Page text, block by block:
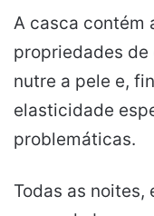
A casca contém
propriedades
nutre a pele e,
elasticidade
problemáticas.
Todas as noites,